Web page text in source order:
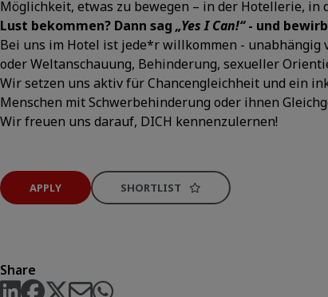
Möglichkeit, etwas zu bewegen – in der Hotellerie, in
Lust bekommen? Dann sag „Yes I Can!“- und
Bei uns im Hotel ist jede*r willkommen - unabhängig
oder Weltanschauung, Behinderung, sexueller
Wir setzen uns aktiv für Chancengleichheit und ein
Menschen mit Schwerbehinderung oder ihnen
Wir freuen uns darauf, DICH kennenzulernen!
APPLY SHORTLIST
Share